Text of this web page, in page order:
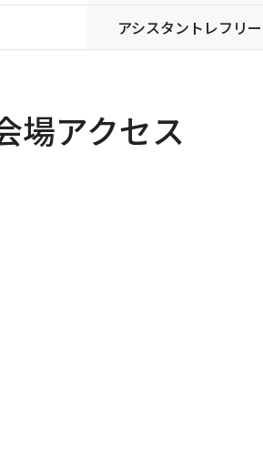
アシスタントレフリー
場アクセス